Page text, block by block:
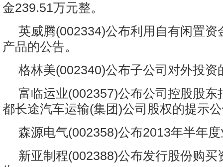
金239.51万元整。
英威腾(002334)公布利用自有闲置资
产品的公告。
格林美(002340)公布子公司对外投资
富临运业(002357)公布公司控股股东
都长途汽车运输(集团)公司股权的提示
森源电气(002358)公布2013年半年
新亚制程(002388)公布发行股份购买